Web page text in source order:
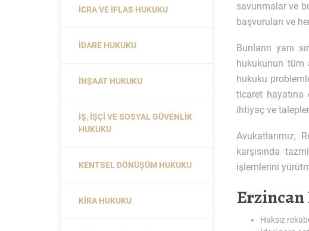
savunmalar ve
başvuruları ve
Bunların yanı
hukukunun tüm
hukuku
ticaret hayatına
ihtiyaç ve
Avukatlarımız,
karşısında
işlemlerini
Haksız
İCRA VE İFLAS HUKUKU
İDARE HUKUKU
İNŞAAT HUKUKU
İŞ, İŞÇI VE SOSYAL GÜVENLIK
HUKUKU
KENTSEL DÖNÜŞÜM HUKUKU
KIRA HUKUKU